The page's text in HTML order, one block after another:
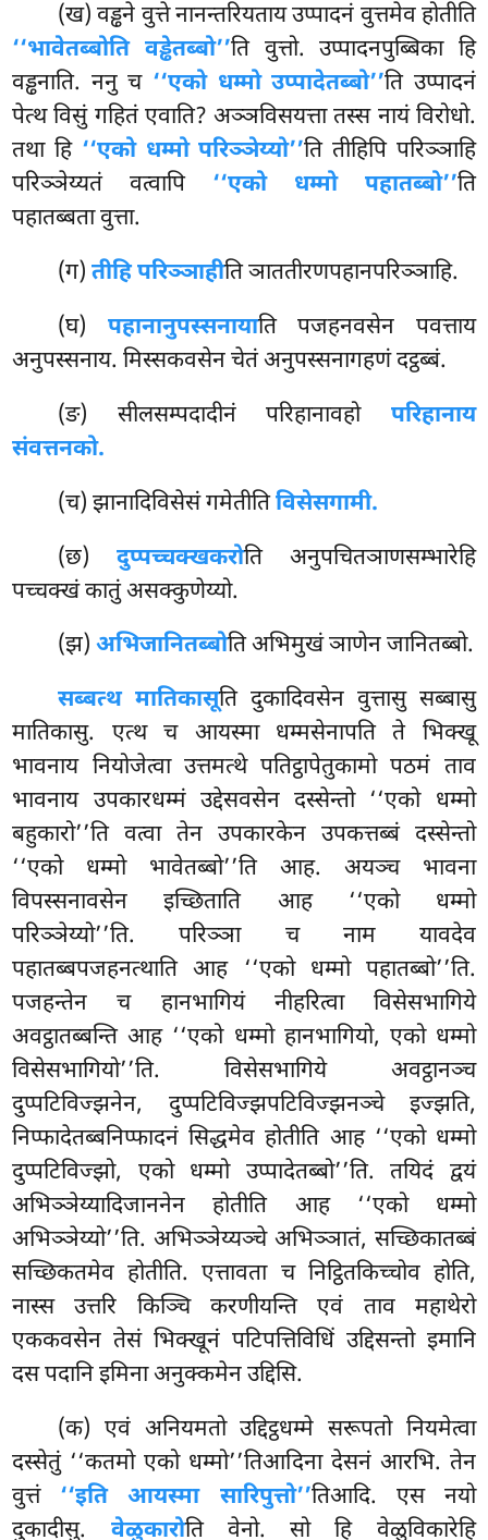
(ख) वड्ढने वुत्ते नानन्तरियताय उप्पादनं वुत्तमेव होतीति
‘‘भावेतब्बोति वड्ढेतब्बो’’ति वुत्तो. उप्पादनपुब्बिका हि
वड्ढनाति. ननुच ‘‘एको धम्मो उप्पादेतब्बो’’ति उप्पादनं
पेत्थ विसुं गहितं एवाति? अञ्ञविसयत्ता तस्स नायं विरोधो.
तथा हि ‘‘एको धम्मो परिञ्ञेय्यो’’ति तीहिपि परिञ्ञाहि
परिञ्ञेय्यतं वत्वापि ‘‘एको धम्मो पहातब्बो’’ति
पहातब्बता वुत्ता.
(ग)तीहि परिञ्ञाहीति ञाततीरणपहानपरिञ्ञाहि.
(घ) पहानानुपस्सनायाति पजहनवसेन पवत्ताय
अनुपस्सनाय. मिस्सकवसेन चेतं अनुपस्सनागहणं दट्ठब्बं.
(ङ) सीलसम्पदादीनं परिहानावहो परिहानाय
संवत्तनको.
(च) झानादिविसेसं गमेतीतिविसेसगामी.
(छ) दुप्पच्चक्खकरोति अनुपचितञाणसम्भारेहि
पच्चक्खं कातुं असक्कुणेय्यो.
(झ)अभिजानितब्बोतिअभिमुखं ञाणेन जानितब्बो.
सब्बत्थ मातिकासूति दुकादिवसेन वुत्तासु सब्बासु
मातिकासु. एत्थ च आयस्मा धम्मसेनापति ते भिक्खू
भावनाय नियोजेत्वा उत्तमत्थे पतिट्ठापेतुकामो पठमं ताव
भावनाय उपकारधम्मं उद्देसवसेन दस्सेन्तो ‘‘एको धम्मो
बहुकारो’’ति वत्वा तेन उपकारकेन उपकत्तब्बं दस्सेन्तो
‘‘एको धम्मो भावेतब्बो’’ति आह. अयञ्च भावना
विपस्सनावसेन इच्छिताति आह ‘‘एको धम्मो
परिञ्ञेय्यो’’ति. परिञ्ञा च नाम यावदेव
पहातब्बपजहनत्थाति आह ‘‘एको धम्मो पहातब्बो’’ति.
पजहन्तेन च हानभागियं नीहरित्वा विसेसभागिये
अवट्ठातब्बन्ति आह ‘‘एको धम्मो हानभागियो, एको धम्मो
विसेसभागियो’’ति. विसेसभागिये अवट्ठानञ्च
दुप्पटिविज्झनेन, दुप्पटिविज्झपटिविज्झनञ्चे इज्झति,
निप्फादेतब्बनिप्फादनं सिद्धमेव होतीति आह ‘‘एको धम्मो
दुप्पटिविज्झो, एको धम्मो उप्पादेतब्बो’’ति. तयिदं द्वयं
अभिञ्ञेय्यादिजाननेन होतीति आह ‘‘एको धम्मो
अभिञ्ञेय्यो’’ति. अभिञ्ञेय्यञ्चे अभिञ्ञातं, सच्छिकातब्बं
सच्छिकतमेव होतीति. एत्तावता च निट्ठितकिच्चोव होति,
नास्स उत्तरि किञ्चि करणीयन्ति एवं ताव महाथेरो
एककवसेनतेसं भिक्खूनं पटिपत्तिविधिं उद्दिसन्तो इमानि
दस पदानि इमिना अनुक्कमेन उद्दिसि.
(क) एवं अनियमतो उद्दिट्ठधम्मे सरूपतो नियमेत्वा
दस्सेतुं ‘‘कतमो एको धम्मो’’तिआदिना देसनं आरभि. तेन
वुत्तं ‘‘इति आयस्मा सारिपुत्तो’’तिआदि. एस नयो
दुकादीसु. वेळुकारोति वेनो. सो हि वेळुविकारेहि